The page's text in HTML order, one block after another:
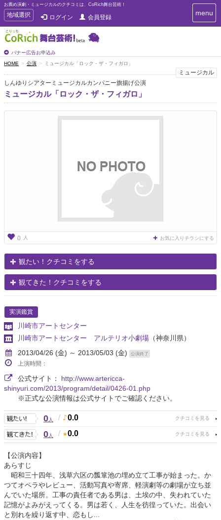
お薦め演劇・ミュージカルのクチコミは、CoRich舞台芸術！
T
o
g
g
e
n
a
i
g
地域選択 ログイン 会員登録
バナー広告お申込み
T
o
n
i
g
menu
HOME 公演 ミュージカル「ロック・ザ・フィガロ」
ミュージカル
しんゆりシアターミュージカルカンパニー旗揚げ公演
ミュージカル「ロック・ザ・フィガロ」
0 人 お気に入りチラシにする
観たい！クチコミをする
観てきた！クチコミをする
実演鑑賞
川崎市アートセンター
川崎市アートセンター アルテリオ小劇場 （神奈川県）
2013/04/26 (金) ～ 2013/05/03 (金)
公演終了
上演時間：
公式サイト： http://www.artericca-
shinyuri.com/2013/program/detail/0426-01.php
※正式な公演情報は公式サイトでご確認ください。
0人 / 0.0
0人 / 0.0
【公演内容】
あらすじ
昭和三十四年、浅草六区の瓢箪池の埋め立て工事が始まった。か
つてオペラやレビュー、活動写真や寄席、軽演劇等の劇場が立ち並
んでいた場所。工事の責任者である男は、土埃の中、失われていた
記憶がよみがえってくる。男は若く、人生を彷徨っていた。出会い
と別れを繰り返す中、恋もし...